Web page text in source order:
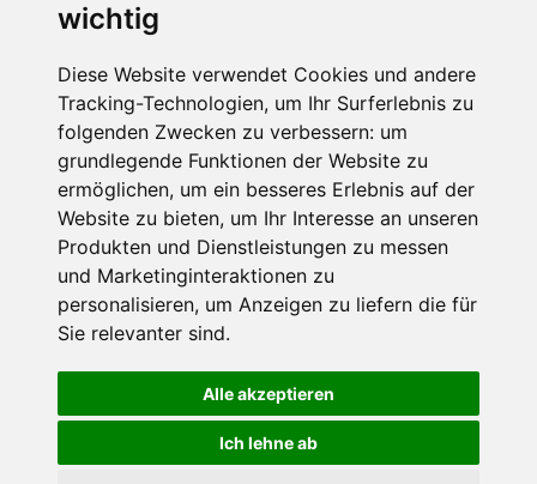
wichtig
Diese Website verwendet Cookies und andere
Tracking-Technologien, um Ihr Surferlebnis zu
folgenden Zwecken zu verbessern: um
grundlegende Funktionen der Website zu
ermöglichen, um ein besseres Erlebnis auf der
Website zu bieten, um Ihr Interesse an unseren
Produkten und Dienstleistungen zu messen
und Marketinginteraktionen zu
personalisieren, um Anzeigen zu liefern die für
Sie relevanter sind.
Alle akzeptieren
Ich lehne ab
Die Schneehoehen Ski APP für iOS und Android - Ein
Muss für alle Wintersportler und Schneefreaks!
Impressum
Datenschutz
Nutzungsbedingungen
Portale
FAQ Newsletter Mediadaten
©2026 Schneemenschen GmbH